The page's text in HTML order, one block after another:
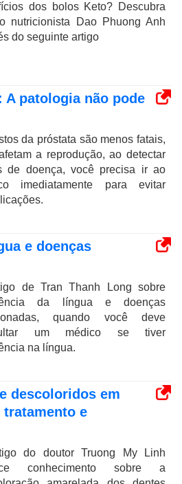
dos bolos Keto? Descubra
nutricionista Dao Phuong Anh
do seguinte artigo
patologia não pode
da próstata são menos fatais,
a reprodução, ao detectar
de doença, você precisa ir ao
imediatamente para evitar
e doenças
de Tran Thanh Long sobre
da língua e doenças
quando você deve
um médico se tiver
na língua.
descoloridos em
e
do doutor Truong My Linh
conhecimento sobre a